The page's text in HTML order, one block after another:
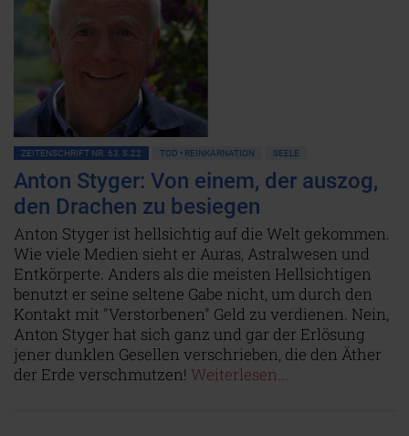
ZEITENSCHRIFT NR. 63, S.22 TOD • REINKARNATION SEELE
Anton Styger: Von einem, der auszog,
den Drachen zu besiegen
Anton Styger ist hellsichtig auf die Welt gekommen.
Wie viele Medien sieht er Auras, Astralwesen und
Entkörperte. Anders als die meisten Hellsichtigen
benutzt er seine seltene Gabe nicht, um durch den
Kontakt mit "Verstorbenen" Geld zu verdienen. Nein,
Anton Styger hat sich ganz und gar der Erlösung
jener dunklen Gesellen verschrieben, die den Äther
der Erde verschmutzen! Weiterlesen...